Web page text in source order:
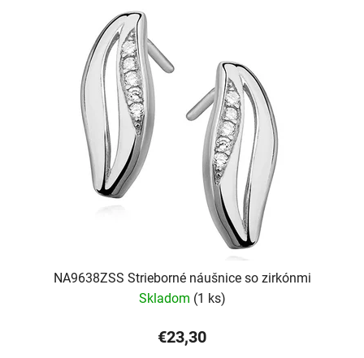
NA9638ZSS Strieborné náušnice so zirkónmi
Skladom (1 ks)
€23,30